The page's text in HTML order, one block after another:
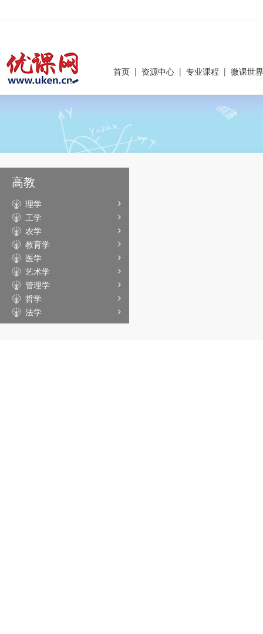
首页 | 资源中心 | 专业课程 | 微课世界
高教
理学
工学
农学
教育学
医学
艺术学
管理学
哲学
法学